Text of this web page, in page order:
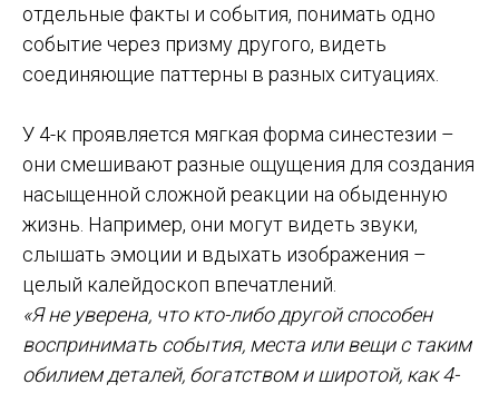
отдельные факты и события, понимать одно
событие через призму другого, видеть
соединяющие паттерны в разных ситуациях.
У 4-к проявляется мягкая форма синестезии –
они смешивают разные ощущения для создания
насыщенной сложной реакции на обыденную
жизнь. Например, они могут видеть звуки,
слышать эмоции и вдыхать изображения –
целый калейдоскоп впечатлений.
«Я не уверена, что кто-либо другой способен
воспринимать события, места или вещи с таким
обилием деталей, богатством и широтой, как 4-